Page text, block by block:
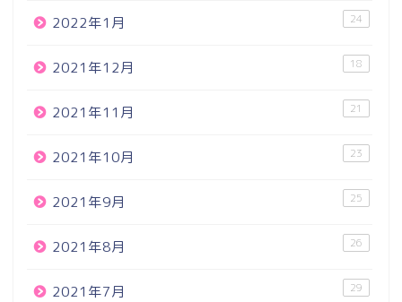
2022年1月 24
2021年12月 18
2021年11月 21
2021年10月 23
2021年9月 25
2021年8月 26
2021年7月 29